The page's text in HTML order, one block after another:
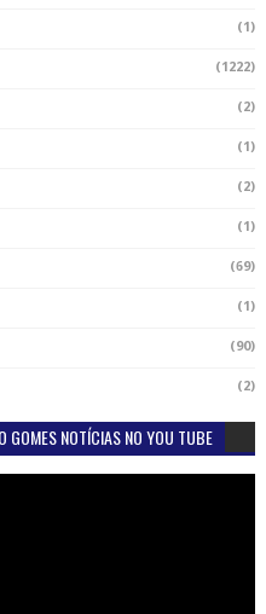
(1)
(1222)
(2)
(1)
(2)
(1)
(69)
(1)
(90)
(2)
GOMES NOTÍCIAS NO YOU TUBE